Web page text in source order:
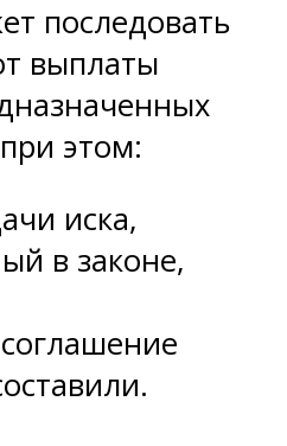
последовать
выплаты
этом:
иска,
в законе,